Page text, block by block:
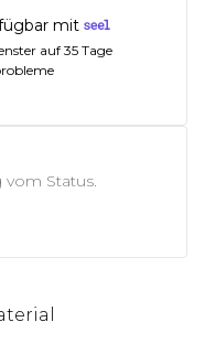
mit
auf 35 Tage
vom Status.